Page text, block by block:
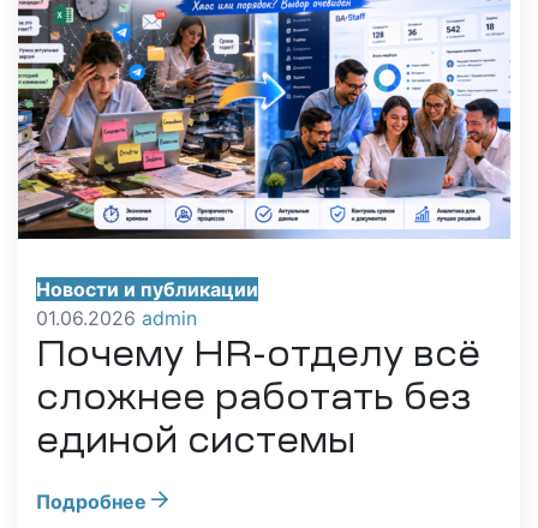
Новости и публикации
Почему HR-отделу всё
сложнее работать без
единой системы
01.06.2026 admin
Подробнее